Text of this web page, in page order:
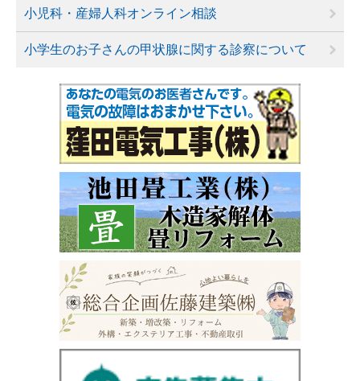
小児科・産婦人科オンライン相談
小学生のお子さんの甲状腺に関する診察について